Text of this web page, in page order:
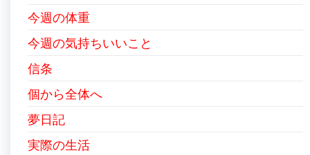
今週の体重
今週の気持ちいいこと
信条
個から全体へ
夢日記
実際の生活